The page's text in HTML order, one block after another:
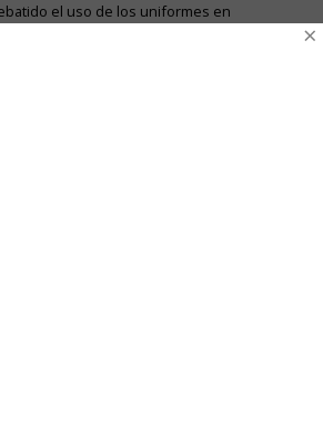
el uso de los uniformes en
×